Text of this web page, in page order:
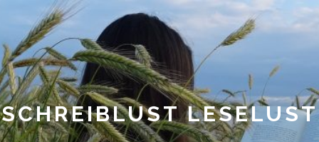
SCHREIBLUST LESELUST